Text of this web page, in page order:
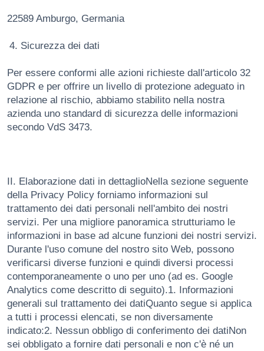
22589 Amburgo, Germania
Sicurezza dei dati
Per essere conformi alle azioni richieste dall'articolo 32
GDPR e per offrire un livello di protezione adeguato in
relazione al rischio, abbiamo stabilito nella nostra
azienda uno standard di sicurezza delle informazioni
secondo VdS 3473.
II. Elaborazione dati in dettaglioNella sezione seguente
della Privacy Policy forniamo informazioni sul
trattamento dei dati personali nell'ambito dei nostri
servizi. Per una migliore panoramica strutturiamo le
informazioni in base ad alcune funzioni dei nostri servizi.
Durante l'uso comune del nostro sito Web, possono
verificarsi diverse funzioni e quindi diversi processi
contemporaneamente o uno per uno (ad es. Google
Analytics come descritto di seguito).1. Informazioni
generali sul trattamento dei datiQuanto segue si applica
a tutti i processi elencati, se non diversamente
indicato:2. Nessun obbligo di conferimento dei datiNon
sei obbligato a fornire dati personali e non c'è né un